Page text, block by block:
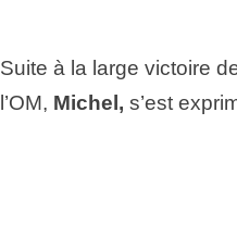
Suite à la large victoire
l’OM, Michel, s’est